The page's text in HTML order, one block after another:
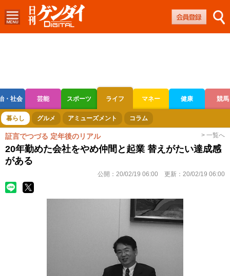
・社会 芸能 スポーツ ライフ マネー 健康 競馬
ボートレース 競輪 オートレース
暮らし グルメ アミューズメント コラム
証言でつづる 定年後のリアル > 一覧へ
20年勤めた会社をやめ仲間と起業 替えがたい達成感
がある
公開： 20/02/19 06:00 更新： 20/02/19 06:00